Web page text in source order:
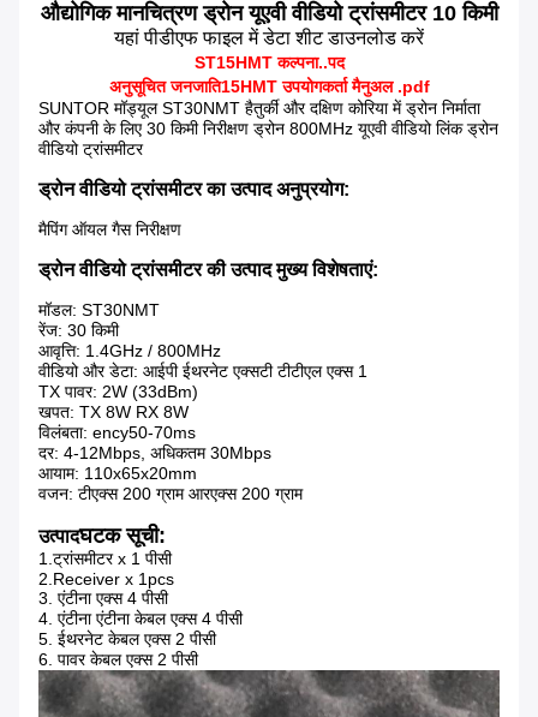
औद्योगिक मानचित्रण ड्रोन यूएवी वीडियो ट्रांसमीटर 10 किमी
यहां पीडीएफ फाइल में डेटा शीट डाउनलोड करें
ST15HMT कल्पना..पद
अनुसूचित जनजाति15HMTउपयोगकर्ता मैनुअल .pdf
SUNTOR मॉड्यूल ST30NMT हैतुर्की और दक्षिण कोरिया में ड्रोन निर्माता
और कंपनी के लिए 30 किमी निरीक्षण ड्रोन 800MHz यूएवी वीडियो लिंक ड्रोन
वीडियो ट्रांसमीटर
ड्रोन वीडियो ट्रांसमीटर का उत्पाद अनुप्रयोग:
मैपिंग ऑयल गैस निरीक्षण
ड्रोन वीडियो ट्रांसमीटर की उत्पाद मुख्य विशेषताएं:
मॉडल: ST30NMT
रेंज: 30 किमी
आवृत्ति: 1.4GHz / 800MHz
वीडियो और डेटा: आईपी ईथरनेट एक्सटी टीटीएल एक्स 1
TX पावर: 2W (33dBm)
खपत: TX 8W RX 8W
विलंबता: ency50-70ms
दर: 4-12Mbps, अधिकतम 30Mbps
आयाम: 110x65x20mm
वजन: टीएक्स 200 ग्राम आरएक्स 200 ग्राम
उत्पादघटक सूची:
1.ट्रांसमीटर x 1 पीसी
2.Receiver x 1pcs
3. एंटीना एक्स 4 पीसी
4. एंटीना एंटीना केबल एक्स 4 पीसी
5. ईथरनेट केबल एक्स 2 पीसी
6. पावर केबल एक्स 2 पीसी